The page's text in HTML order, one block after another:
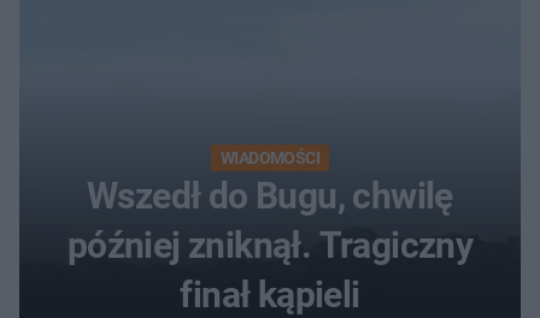
WIADOMOŚCI
Wszedł do Bugu, chwilę
później zniknął. Tragiczny
finał kąpieli